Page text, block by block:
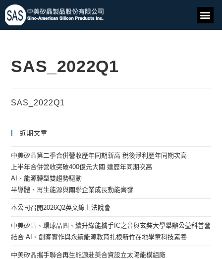
SAS_2022Q1
SAS_2022Q1
近期文章
中美矽晶第二季合併營收歷年同期新高 稅後淨利歷年同期次高
上半年合併營收突破400億元大關 達歷年同期次高
AI、能源轉型雙趨勢驅動
半導體、再生能源與關聯企業成長動能齊發
本公司召開2026Q2英文線上法說會
中美矽晶、環球晶圓、續升綠能攜手IC之音與玄奘大學舉辦公益科普營
結合 AI、創客實作與永續能源教育扎根新竹在地學童科技素養
中美矽晶攜手聯合再生能源赴美合資設立太陽能模組廠